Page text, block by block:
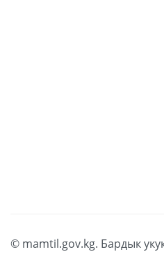
© mamtil.gov.kg. Бардык